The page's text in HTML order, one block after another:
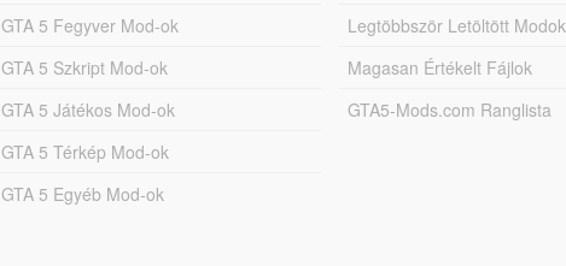
GTA 5 Fegyver Mod-ok
GTA 5 Szkript Mod-ok
GTA 5 Játékos Mod-ok
GTA 5 Térkép Mod-ok
GTA 5 Egyéb Mod-ok
Legtöbbször Letöltött Modok
Magasan Értékelt Fájlok
GTA5-Mods.com Ranglista